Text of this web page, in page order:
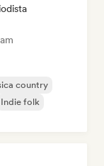
country
Indie folk